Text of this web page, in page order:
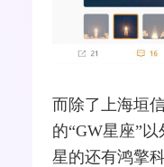
而除了上海垣
的“GW星座”
星的还有鸿擎